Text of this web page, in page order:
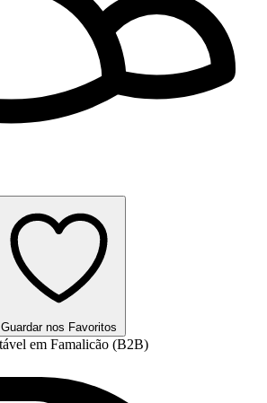
Guardar nos Favoritos